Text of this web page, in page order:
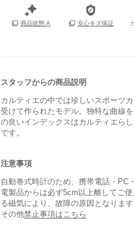
商品状態:A 安心キズ保証
スタッフからの商品説明
カルティエの中では珍しいスポーツ
受けて作られたモデル。独特な曲線
の良いインデックスはカルティエら
です。
注意事項
自動巻式時計のため、携帯電話・PC
電製品からは必ず5cm以上離してご
る磁気により、故障の原因となりま
その他禁止事項はこちら